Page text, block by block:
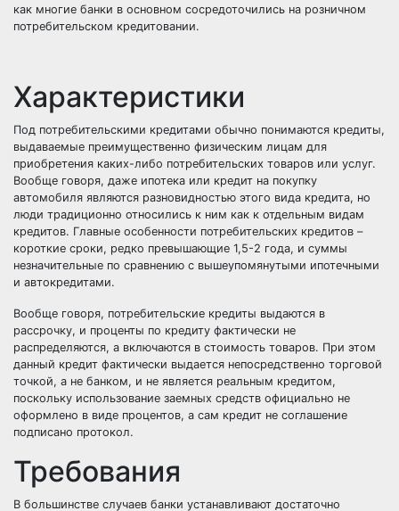
как многие банки в основном сосредоточились на розничном
потребительском кредитовании.
Характеристики
Под потребительскими кредитами обычно понимаются кредиты,
выдаваемые преимущественно физическим лицам для
приобретения каких-либо потребительских товаров или услуг.
Вообще говоря, даже ипотека или кредит на покупку
автомобиля являются разновидностью этого вида кредита, но
люди традиционно относились к ним как к отдельным видам
кредитов. Главные особенности потребительских кредитов –
короткие сроки, редко превышающие 1,5-2 года, и суммы
незначительные по сравнению с вышеупомянутыми ипотечными
и автокредитами.
Вообще говоря, потребительские кредиты выдаются в
рассрочку, и проценты по кредиту фактически не
распределяются, а включаются в стоимость товаров. При этом
данный кредит фактически выдается непосредственно торговой
точкой, а не банком, и не является реальным кредитом,
поскольку использование заемных средств официально не
оформлено в виде процентов, а сам кредит не соглашение
подписано протокол.
Требования
В большинстве случаев банки устанавливают достаточно